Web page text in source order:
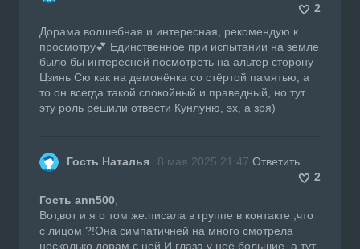
2
Дорама волшебная и интересная, рекомендую к
просмотру💕 Единственное при испытании на земле
было бы интересней посмотреть на альтер сторону
Цзинь Сю как на демонёнка со стёртой памятью, а
то он всегда такой спокойный и праведный, но тут
эту роль решили отвести Кунлуню, эх, а зря)
Гость Наталья 8 мая 2025 21:47 Ответить
2
Гость ann500
Вот,вот и я о том же.писала в группе в контакте ,что
с лицом ?!Она симпатичней на много смотрела
несколько дорам с ней.И глаза у неё большие ,а тут